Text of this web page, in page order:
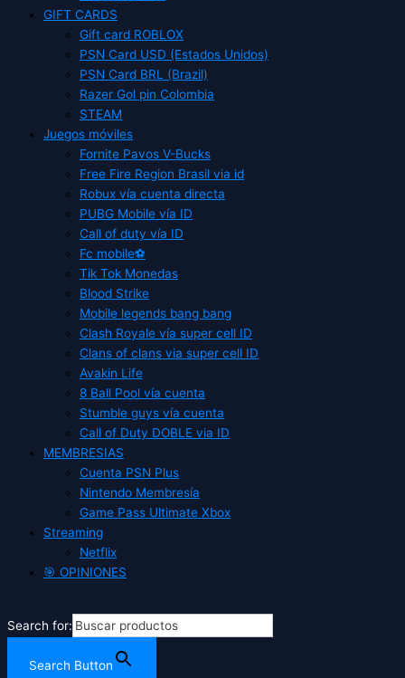
GIFT CARDS
Gift card ROBLOX
PSN Card USD (Estados Unidos)
PSN Card BRL (Brazil)
Razer Gol pin Colombia
STEAM
Juegos móviles
Fornite Pavos V-Bucks
Free Fire Region Brasil via id
Robux vía cuenta directa
PUBG Mobile vía ID
Call of duty vía ID
Fc mobile⚽
Tik Tok Monedas
Blood Strike
Mobile legends bang bang
Clash Royale vía super cell ID
Clans of clans via super cell ID
Avakin Life
8 Ball Pool vía cuenta
Stumble guys vía cuenta
Call of Duty DOBLE via ID
MEMBRESIAS
Cuenta PSN Plus
Nintendo Membresía
Game Pass Ultimate Xbox
Streaming
Netflix
🎯 OPINIONES
Search for:
Search Button